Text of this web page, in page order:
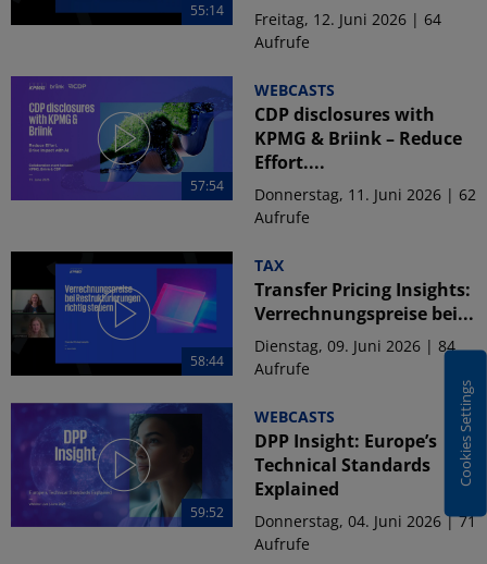
55:14
Freitag, 12. Juni 2026 | 64
Aufrufe
57:54
WEBCASTS
CDP disclosures with
KPMG & Briink – Reduce
Effort....
Donnerstag, 11. Juni 2026 | 62
Aufrufe
58:44
TAX
Transfer Pricing Insights:
Verrechnungspreise bei...
Dienstag, 09. Juni 2026 | 84
Aufrufe
59:52
WEBCASTS
DPP Insight: Europe’s
Technical Standards
Explained
Donnerstag, 04. Juni 2026 | 71
Aufrufe
Cookies Settings